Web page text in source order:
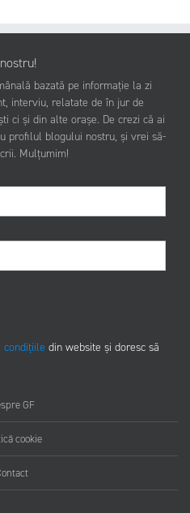
bazată pe informație la zi
interviu, relatate de în jur de
ci și din alte orașe. De crezi că ai
profilul blogului nostru, și vrei să-
Mulțumim!
condițiile din website și doresc să
GF
cookie